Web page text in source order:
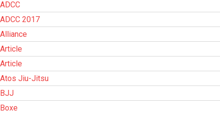
ADCC
ADCC 2017
Alliance
Article
Article
Atos Jiu-Jitsu
BJJ
Boxe